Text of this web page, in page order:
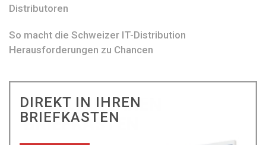
Distributoren
So macht die Schweizer IT-Distribution
Herausforderungen zu Chancen
DIREKT IN IHREN
BRIEFKASTEN